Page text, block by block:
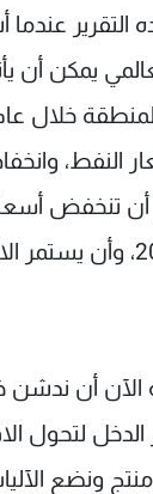
عندما
يمكن أن
النفط،
دولارا خلال عام
الآن أن ندشن
الدخل لتحول
ونضع